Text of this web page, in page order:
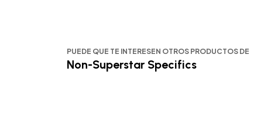
PUEDE QUE TE INTERESEN OTROS PRODUCTOS DE
Non-Superstar Specifics